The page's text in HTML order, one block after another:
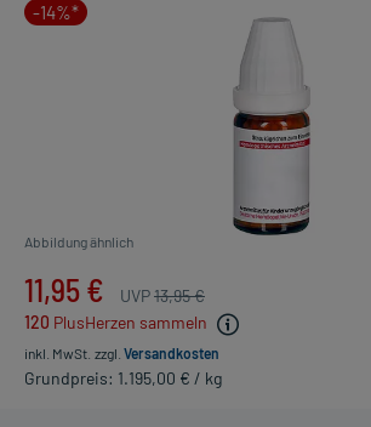
-14%*
Abbildung ähnlich
11,95 € UVP13,95 €
120 PlusHerzen sammeln
inkl. MwSt. zzgl. Versandkosten
Grundpreis: 1.195,00 € / kg